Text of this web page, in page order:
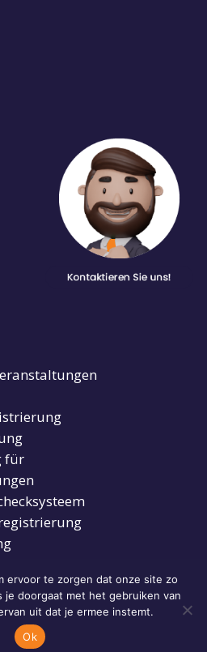
für
2026 Inchecksysteem
ervoor te zorgen dat onze site zo
je doorgaat met het gebruiken van
uit dat je ermee instemt.
Ok